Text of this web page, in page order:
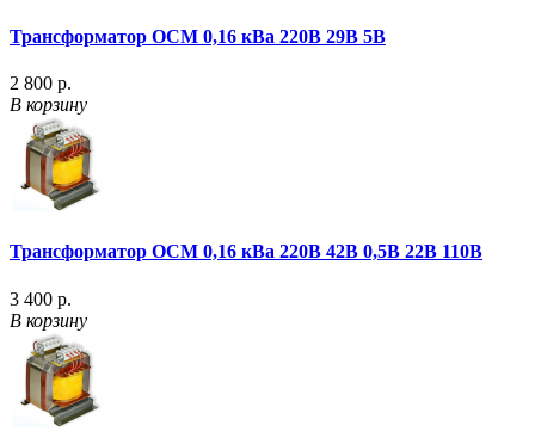
Трансформатор ОСМ 0,16 кВа 220В 29В 5В
2 800 р.
В корзину
Трансформатор ОСМ 0,16 кВа 220В 42В 0,5В 22В 110В
3 400 р.
В корзину